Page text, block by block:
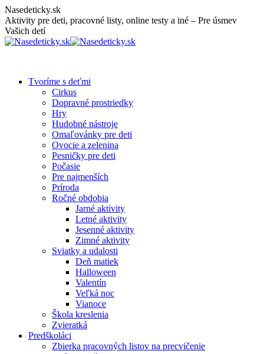
Skip
to
content
Nasedeticky.sk
Aktivity pre deti, pracovné listy, online testy a iné – Pre úsmev
Vašich detí
Tvoríme s deťmi
Cirkus
Dopravné prostriedky
Hry
Hudobné nástroje
Omaľovánky pre deti
Ovocie a zelenina
Pesničky pre deti
Počasie
Pre najmenších
Príroda
Ročné obdobia
Jarné aktivity
Letné aktivity
Jesenné aktivity
Zimné aktivity
Sviatky a udalosti
Deň matiek
Halloween
Valentín
Veľká noc
Vianoce
Škola kreslenia
Zvieratká
Predškoláci
Zbierka pracovných listov na precvičenie